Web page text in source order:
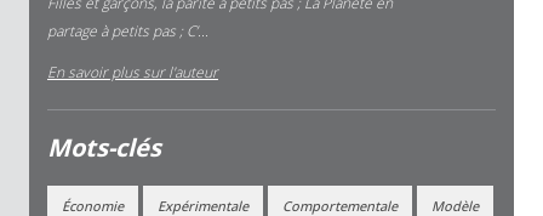
partage à petits pas ; C’...
En savoir plus sur l'auteur
Mots-clés
Économie Expérimentale Comportementale Modèle